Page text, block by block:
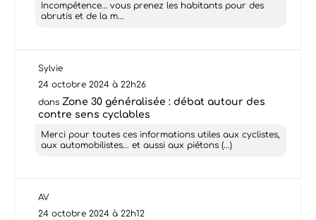
Incompétence… vous prenez les habitants pour des
abrutis et de la m...
Sylvie
24 octobre 2024 à 22h26
dansZone 30 généralisée : débat autour des
contre sens cyclables
Merci pour toutes ces informations utiles aux cyclistes,
aux automobilistes... et aussi aux piétons (...)
AV
24 octobre 2024 à 22h12